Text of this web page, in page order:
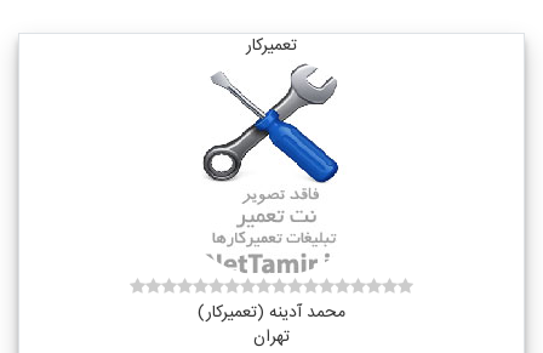
تعمیرکار
محمد آدینه (تعمیرکار)
تهران